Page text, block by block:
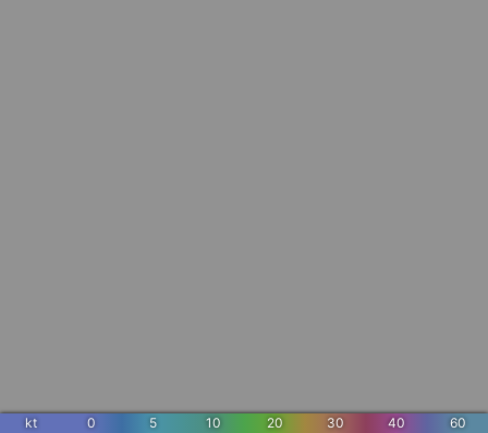
kt 0 5 10 20 30 40 60